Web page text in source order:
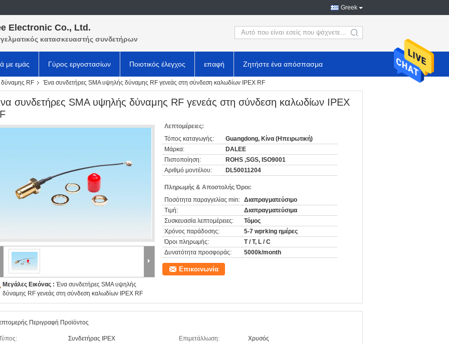
Greek
Electronic Co., Ltd.
κατασκευαστής συνδετήρων search
με εμάς Γύρος εργοστασίων Ποιοτικός έλεγχος επαφή Ζητήστε ένα απόσπασμα
RF Ένα συνδετήρες SMA υψηλής δύναμης RF γενεάς στη σύνδεση καλωδίων IPEX RF
συνδετήρες SMA υψηλής δύναμης RF γενεάς στη σύνδεση καλωδίων IPEX
Μεγάλες Εικόνας : Ένα συνδετήρες SMA υψηλής
δύναμης RF γενεάς στη σύνδεση καλωδίων IPEX RF
Λεπτομέρειες:
Τόπος καταγωγής:
Guangdong, Κίνα (Ηπειρωτική)
Μάρκα:
DALEE
Πιστοποίηση:
ROHS ,SGS, ISO9001
Αριθμό μοντέλου:
DL50011204
Πληρωμής & Αποστολής Όροι:
Ποσότητα παραγγελίας min: Διαπραγματεύσιμο
Τιμή:
Διαπραγματεύσιμα
Συσκευασία λεπτομέρειες:
Τόμος
Χρόνος παράδοσης:
5-7 wprking ημέρες
Όροι πληρωμής:
T / T, L / C
Δυνατότητα προσφοράς:
5000k/month
Επικοινωνία
Περιγραφή Προϊόντος
Συνδετήρας IPEX Επιμετάλλωση: Χρυσός